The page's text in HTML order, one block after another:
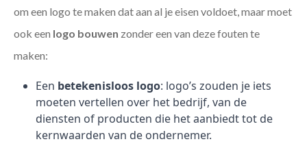
om een logo te maken dat aan al je eisen voldoet, maar moet
ook een logo bouwen zonder een van deze fouten te
maken:
Een betekenisloos logo: logo’s zouden je iets
moeten vertellen over het bedrijf, van de
diensten of producten die het aanbiedt tot de
kernwaarden van de ondernemer.